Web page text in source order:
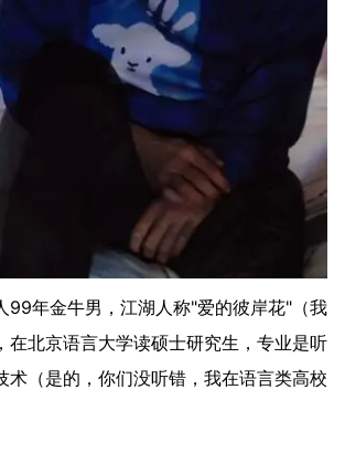
99年金牛男，江湖人称"爱的彼岸花"（我
在北京语言大学读硕士研究生，专业是听
术（是的，你们没听错，我在语言类高校